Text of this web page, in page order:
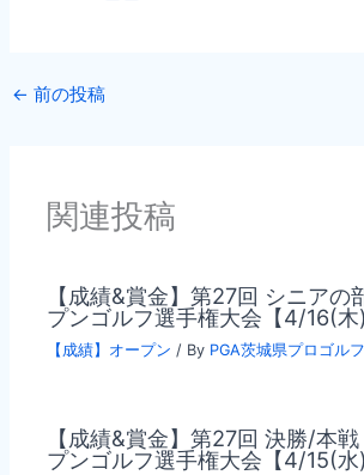
← 前の投稿
関連投稿
【成績&賞金】第27回 シニアの
プンゴルフ選手権大会【4/16(木
【成績】オープン / By PGA茨城県プロゴル
【成績&賞金】第27回 決勝/本
プンゴルフ選手権大会【4/15(水